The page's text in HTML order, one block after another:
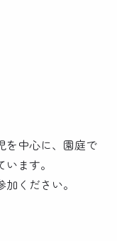
を中心に、園庭で
ます。
ください。